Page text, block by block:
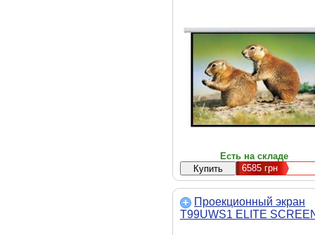
Есть на складе
6585 грн
Проекционный экран
T99UWS1 ELITE